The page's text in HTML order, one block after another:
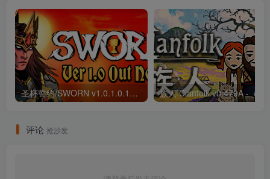
圣杯誓约/SWORN v1.0.1.0.1018（官中）
评论 抢沙发